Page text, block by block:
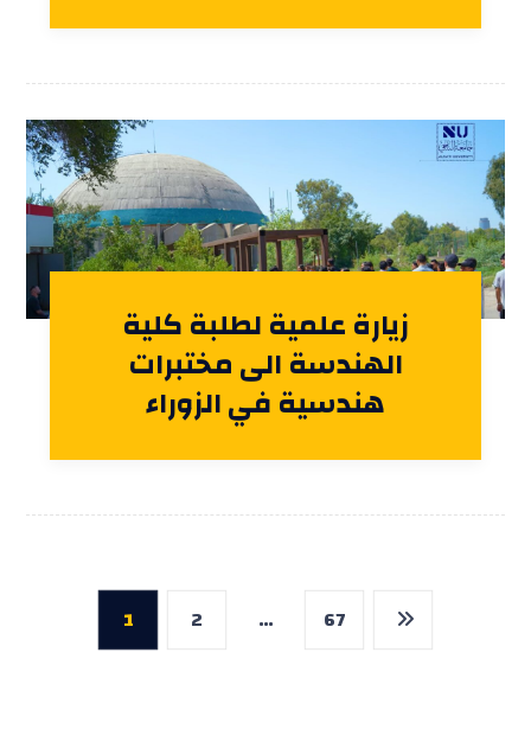
زيارة علمية لطلبة كلية
الهندسة الى مختبرات
هندسية في الزوراء
1 2 … 67